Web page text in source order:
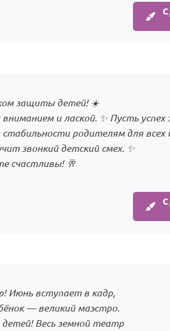
защиты детей! ☀️
и лаской. ✨ Пусть
родителям для всех
звонкий детский смех. ✨
счастливы! 🥂
Июнь вступает в кадр,
— великий маэстро.
Весь земной театр